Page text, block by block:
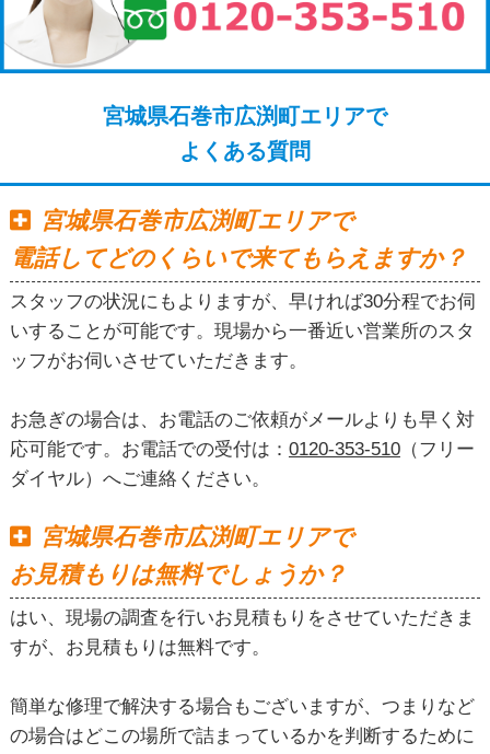
宮城県石巻市広渕町エリアで
よくある質問
宮城県石巻市広渕町エリアで
電話してどのくらいで来てもらえますか？
スタッフの状況にもよりますが、早ければ30分程でお伺
いすることが可能です。現場から一番近い営業所のスタ
ッフがお伺いさせていただきます。
お急ぎの場合は、お電話のご依頼がメールよりも早く対
応可能です。お電話での受付は： 0120-353-510（フリー
ダイヤル）へご連絡ください。
宮城県石巻市広渕町エリアで
お見積もりは無料でしょうか？
はい、現場の調査を行いお見積もりをさせていただきま
すが、お見積もりは無料です。
簡単な修理で解決する場合もございますが、つまりなど
の場合はどこの場所で詰まっているかを判断するために